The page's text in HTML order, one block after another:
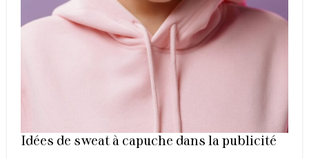
Idées de sweat à capuche dans la publicité